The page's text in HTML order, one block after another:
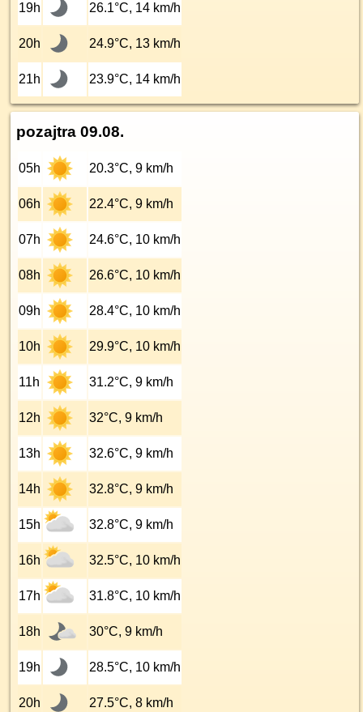
19h 26.1°C, 14 km/h
20h 24.9°C, 13 km/h
21h 23.9°C, 14 km/h
pozajtra 09.08.
05h 20.3°C, 9 km/h
06h 22.4°C, 9 km/h
07h 24.6°C, 10 km/h
08h 26.6°C, 10 km/h
09h 28.4°C, 10 km/h
10h 29.9°C, 10 km/h
11h 31.2°C, 9 km/h
12h 32°C, 9 km/h
13h 32.6°C, 9 km/h
14h 32.8°C, 9 km/h
15h 32.8°C, 9 km/h
16h 32.5°C, 10 km/h
17h 31.8°C, 10 km/h
18h 30°C, 9 km/h
19h 28.5°C, 10 km/h
20h 27.5°C, 8 km/h